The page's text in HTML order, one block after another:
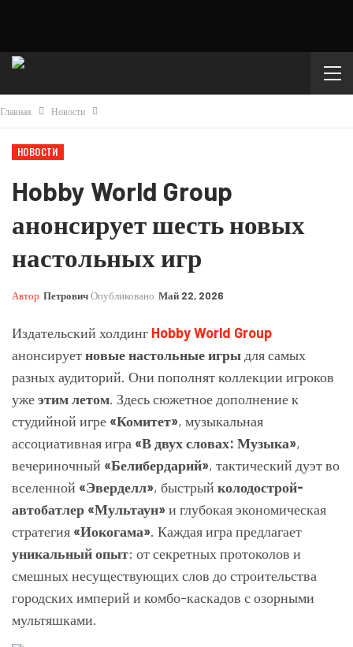
Главная Новости
НОВОСТИ
Hobby World Group
анонсирует шесть новых
настольных игр
Автор ПетровичОпубликовано Май 22, 2026
Издательский холдинг Hobby World Group
анонсируетновые настольные игры для самых
разных аудиторий. Они пополнят коллекции игроков
ужеэтим летом. Здесь сюжетное дополнение к
студийной игре «Комитет», музыкальная
ассоциативная игра «В двух словах: Музыка»,
вечериночный «Белибердарий», тактический дуэт во
вселенной «Эверделл», быстрый колодострой-
автобатлер «Мультаун»и глубокая экономическая
стратегия «Иокогама». Каждая игра предлагает
уникальный опыт: от секретных протоколов и
смешных несуществующих слов до строительства
городских империй и комбо-каскадов с озорными
мультяшками.